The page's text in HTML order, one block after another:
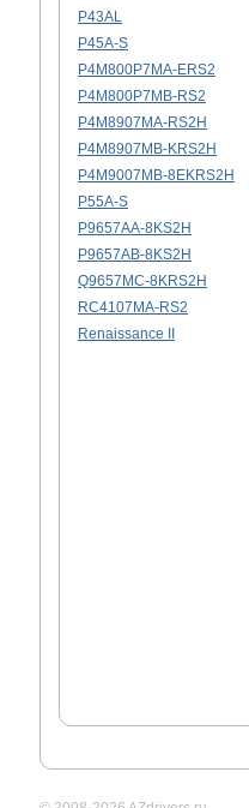
P43AL
P45A-S
P4M800P7MA-ERS2
P4M800P7MB-RS2
P4M8907MA-RS2H
P4M8907MB-KRS2H
P4M9007MB-8EKRS2H
P55A-S
P9657AA-8KS2H
P9657AB-8KS2H
Q9657MC-8KRS2H
RC4107MA-RS2
Renaissance II